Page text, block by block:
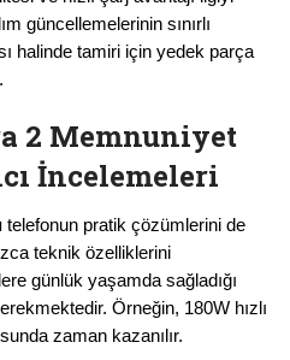
güncellemelerinin sınırlı
halinde tamiri için yedek parça
2 Memnuniyet
İncelemeleri
telefonun pratik çözümlerini de
teknik özelliklerini
günlük yaşamda sağladığı
Örneğin, 180W hızlı
zaman kazanılır.